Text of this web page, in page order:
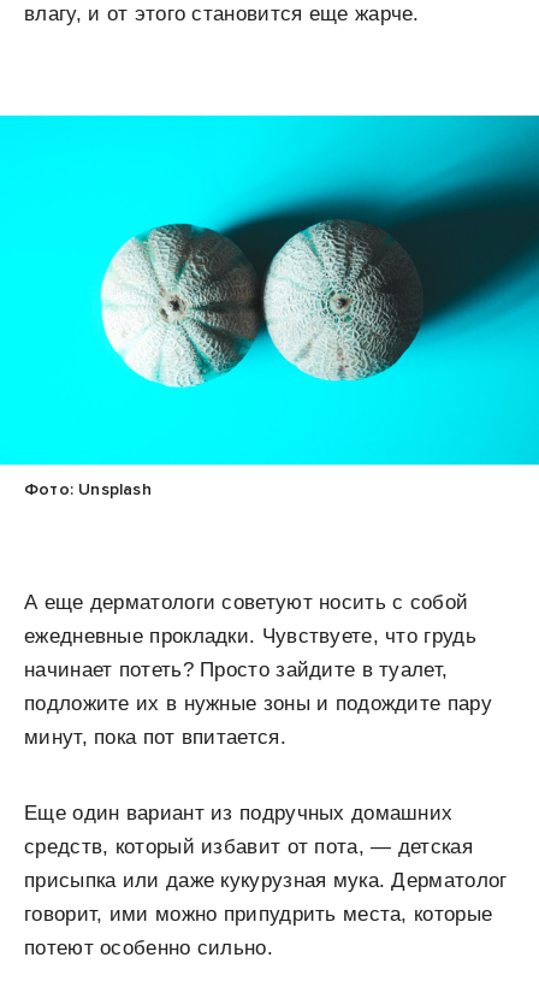
влагу, и от этого становится еще жарче.
Фото: Unsplash
А еще дерматологи советуют носить с собой
ежедневные прокладки. Чувствуете, что грудь
начинает потеть? Просто зайдите в туалет,
подложите их в нужные зоны и подождите пару
минут, пока пот впитается.
Еще один вариант из подручных домашних
средств, который избавит от пота, — детская
присыпка или даже кукурузная мука. Дерматолог
говорит, ими можно припудрить места, которые
потеют особенно сильно.